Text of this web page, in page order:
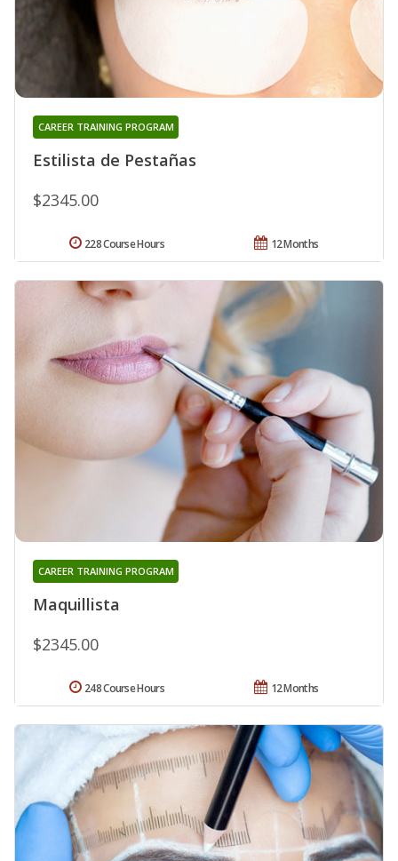
Estilista de Pestañas
CAREER TRAINING PROGRAM
$2345.00
12 Months
228 Course Hours
Maquillista
CAREER TRAINING PROGRAM
$2345.00
12 Months
248 Course Hours